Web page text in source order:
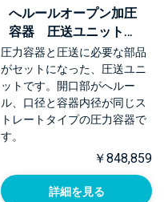
へルールオープン加圧
容器 圧送ユニット
【PCN-F-UT】
圧力容器と圧送に必要な部品
がセットになった、圧送ユニ
ットです。開口部がへルー
ル、口径と容器内径が同じス
トレートタイプの圧力容器で
す。
￥848,859
詳細を見る